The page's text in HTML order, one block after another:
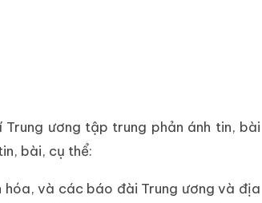
ương tập trung phản ánh tin, bài
bài, cụ thể:
và các báo đài Trung ương và địa